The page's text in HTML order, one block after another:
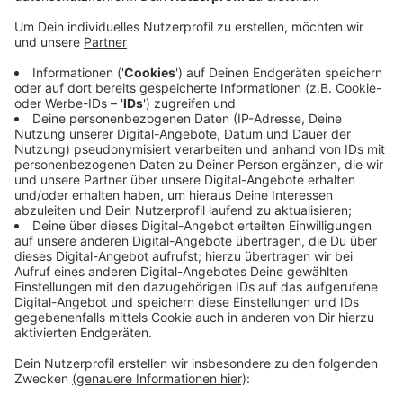
Veröffentlicht: Donnerstag, 03.03.2022 06:06
Anzeige
Man komme damit einer Bitte des niederländischen
Sportverbandes nach, heißt es. Hintergrund ist der
Einmarsch russischer Truppen in die Ukraine. Von den
rund 48.000 Läufern, die zuletzt an den Wandel-4-
Daagsen teilgenommen haben, kamen aber nur wenige
aus Russland oder Belarus. Die Veranstaltung wird
dieses Jahr erstmals wieder seit der Corona-Pandemie
stattfinden, und zwar vom 19. bis 22. Juli.
Anzeige